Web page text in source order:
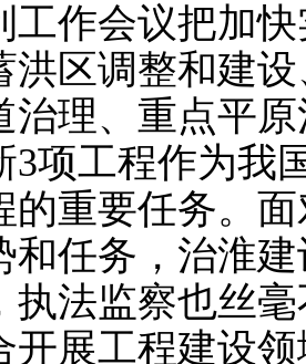
工作会议把加
洪区调整和建
治理、重点平
3项工程作为我
的重要任务。
和任务，治淮
执法监察也丝
开展工程建设